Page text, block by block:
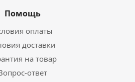
Помощь
оплаты
доставки
на товар
ответ